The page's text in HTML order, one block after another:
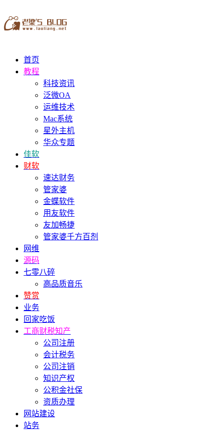
首页
教程
科技资讯
泛微OA
运维技术
Mac系统
星外主机
华众专题
佳软
财软
速达财务
管家婆
金蝶软件
用友软件
友加畅捷
管家婆千方百剂
网维
源码
七零八碎
高品质音乐
赞赏
业务
回家吃饭
工商财税知产
公司注册
会计税务
公司注销
知识产权
公积金社保
资质办理
网站建设
站务